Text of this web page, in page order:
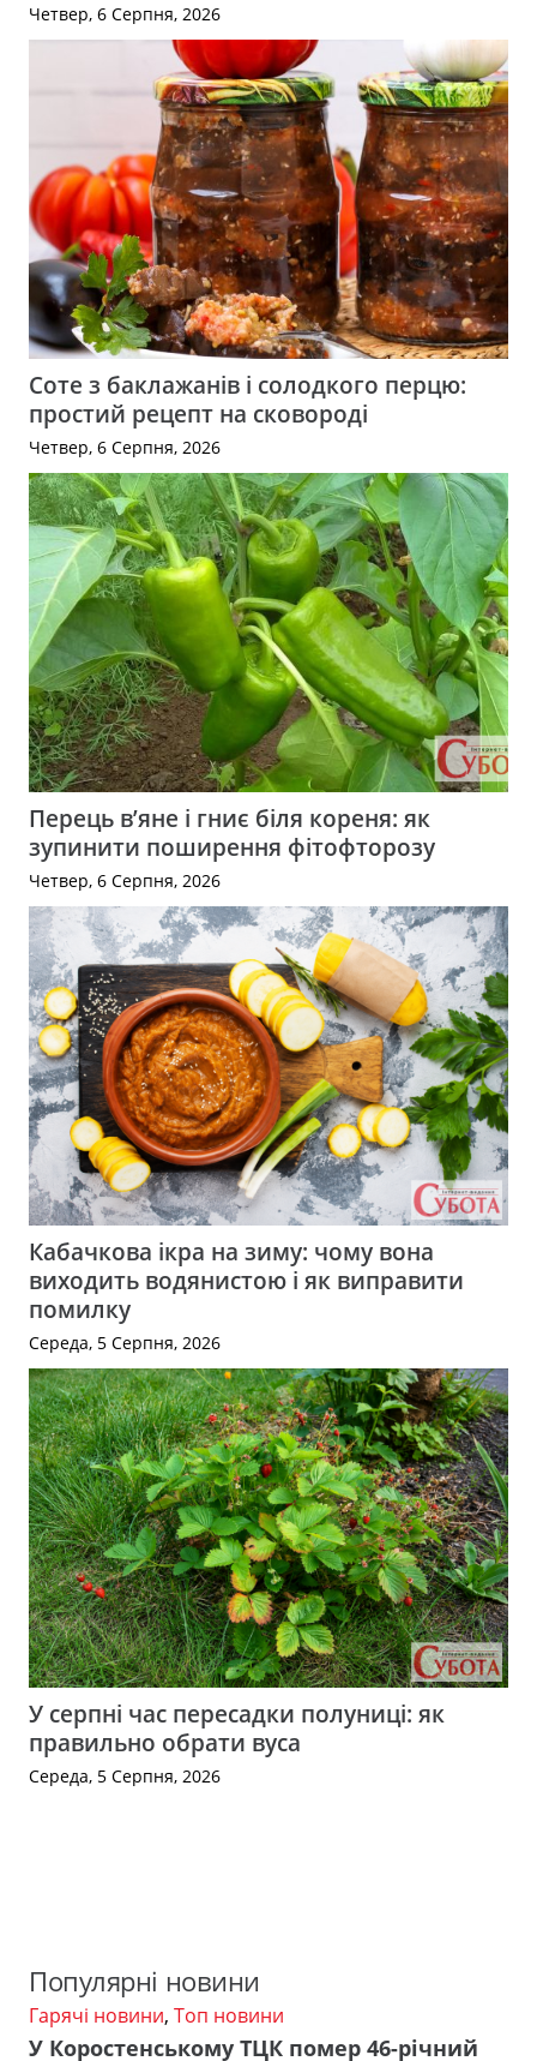
Четвер, 6 Серпня, 2026
Соте з баклажанів і солодкого перцю:
простий рецепт на сковороді
Четвер, 6 Серпня, 2026
Перець в’яне і гниє біля кореня: як
зупинити поширення фітофторозу
Четвер, 6 Серпня, 2026
Кабачкова ікра на зиму: чому вона
виходить водянистою і як виправити
помилку
Середа, 5 Серпня, 2026
У серпні час пересадки полуниці: як
правильно обрати вуса
Середа, 5 Серпня, 2026
Популярні новини
Гарячі новини, Топ новини
У Коростенському ТЦК помер 46-річний